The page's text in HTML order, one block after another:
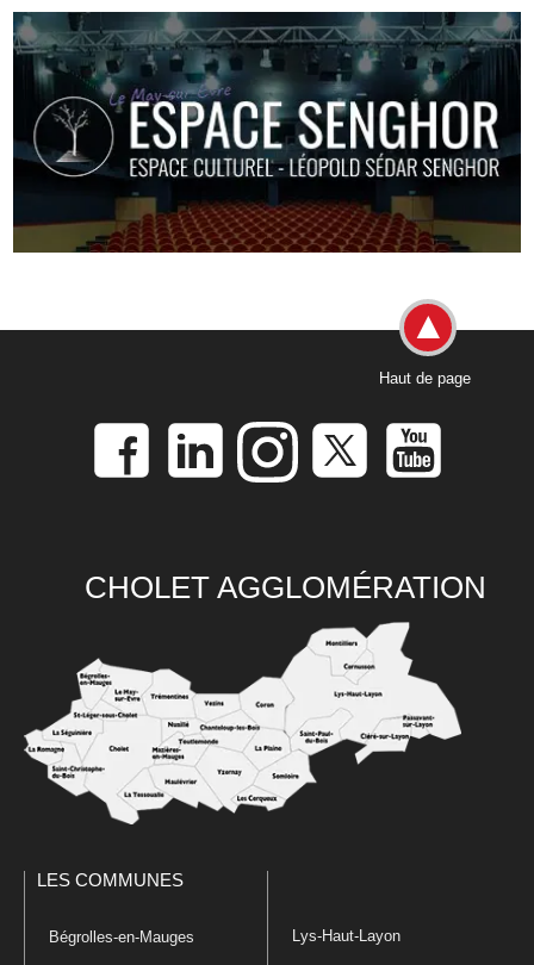
Haut de page
CHOLET AGGLOMÉRATION
LES COMMUNES
Bégrolles-en-Mauges Lys-Haut-Layon